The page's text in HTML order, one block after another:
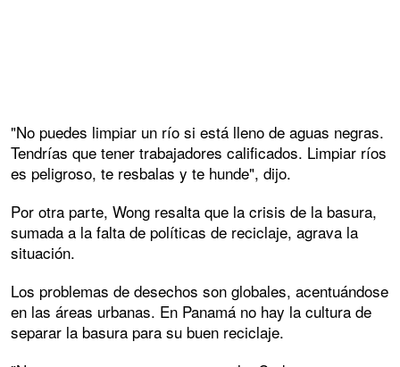
"No puedes limpiar un río si está lleno de aguas negras.
Tendrías que tener trabajadores calificados. Limpiar ríos
es peligroso, te resbalas y te hunde", dijo.
Por otra parte, Wong resalta que la crisis de la basura,
sumada a la falta de políticas de reciclaje, agrava la
situación.
Los problemas de desechos son globales, acentuándose
en las áreas urbanas. En Panamá no hay la cultura de
separar la basura para su buen reciclaje.